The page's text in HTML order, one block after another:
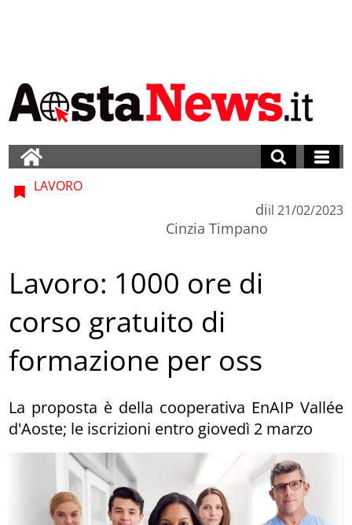
LAVORO
di
Cinzia Timpano
il 21/02/2023
Lavoro: 1000 ore di
corso gratuito di
formazione per oss
La proposta è della cooperativa EnAIP Vallée
d'Aoste; le iscrizioni entro giovedì 2 marzo